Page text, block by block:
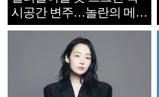
시공간 변주…놀란의 메시
지는 ‘전쟁 속죄’